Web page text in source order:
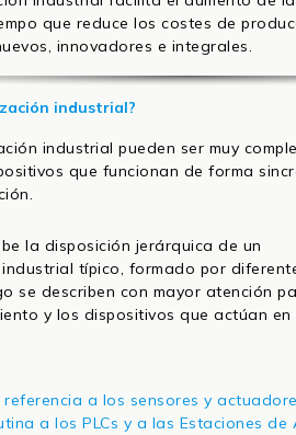
que reduce los costes de
innovadores e integrales.
industrial?
industrial pueden ser muy
que funcionan de forma
la disposición jerárquica de un
típico, formado por
se describen con mayor atención
y los dispositivos que actúan en
referencia a los sensores y
a los PLCs y a las Estaciones de